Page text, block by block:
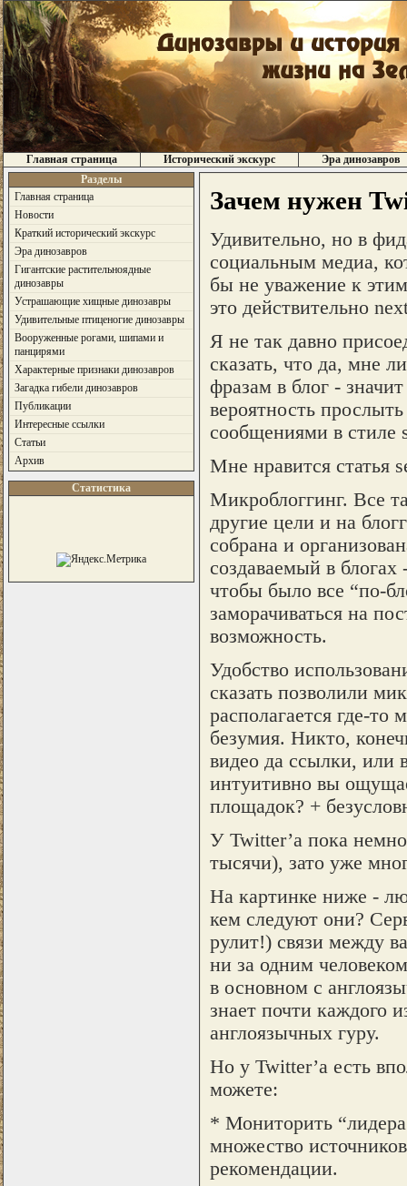
Главная страница Исторический экскурс
Эра динозавров
Разделы
Главная страница
Новости
Краткий исторический экскурс
Эра динозавров
Гигантские растительноядные
динозавры
Устрашающие хищные динозавры
Удивительные птиценогие динозавры
Вооруженные рогами, шипами и
панцирями
Характерные признаки динозавров
Загадка гибели динозавров
Публикации
Интересные ссылки
Статьи
Архив
Статистика
Зачем нужен
Удивительно, но в
социальным медиа,
бы не уважение к
это действительно
Я не так давно
сказать, что да, мне
фразам в блог -
вероятность
сообщениями в стиле
Мне нравится статья
Микроблоггинг. Все
другие цели и на
собрана и
создаваемый в
чтобы было все “по-
заморачиваться на
возможность.
Удобство
сказать позволили
располагается где-
безумия. Никто,
видео да ссылки, или
интуитивно вы
площадок? +
У Twitter’а пока
тысячи), зато уже
На картинке ниже -
кем следуют они?
рулит!) связи между
ни за одним
в основном с
знает почти каждого
англоязычных гуру.
Но у Twitter’а есть
можете:
* Мониторить
множество
рекомендации.